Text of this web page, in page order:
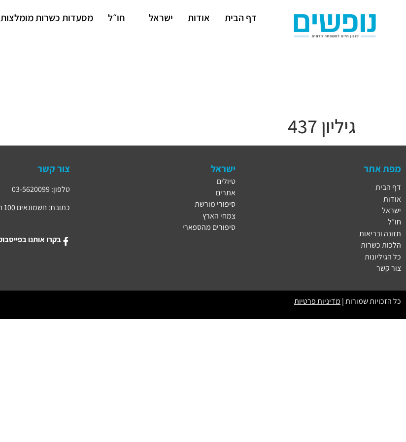
דף הבית אודות ישראל חו״ל מסעדות כשרות מומלצות
גיליון 437
מפת אתר
דף הבית
אודות
ישראל
חו״ל
תזונה ובריאות
הלכות כשרות
כל הגיליונות
צור קשר
ישראל
טיולים
אתרים
סיפורי מורשת
צמחי הארץ
סיפורים מהספארי
צור קשר
טלפון: 03-5620099
כתובת: חשמונאים 100 תל אביב
בקרו אותנו
כל הזכויות שמורות | מדיניות פרטיות